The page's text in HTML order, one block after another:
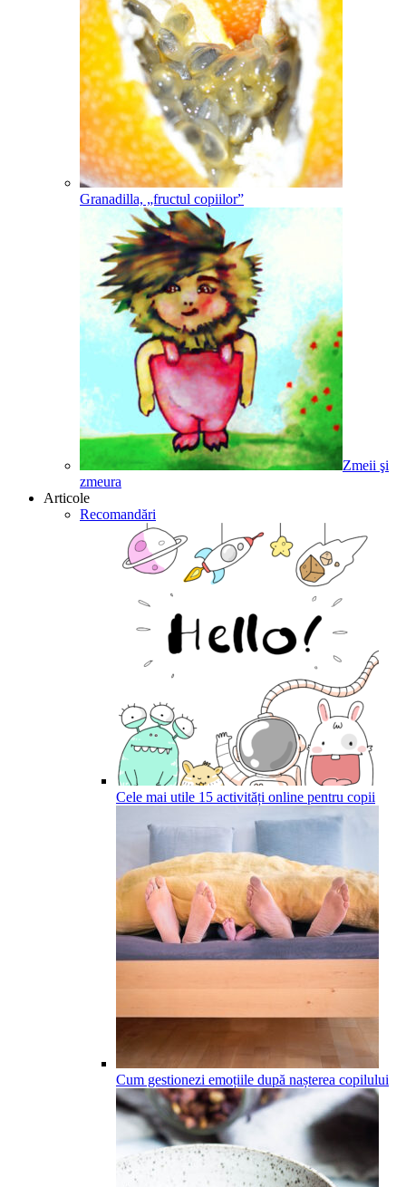
Granadilla, „fructul copiilor”
Zmeii şi
zmeura
Articole
Recomandări
Cele mai utile 15 activități online pentru copii
Cum gestionezi emoțiile după nașterea copilului